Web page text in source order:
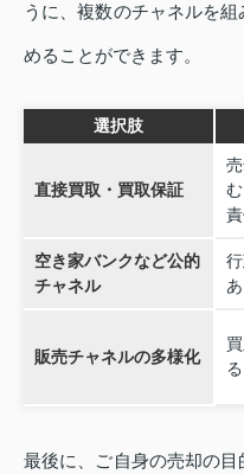
うに、複数のチャネルを
めることができます。
選択肢
直接買取・買取保証
空き家バンクなど公的
チャネル
販売チャネルの多様化
る
最後に、ご自身の売却の